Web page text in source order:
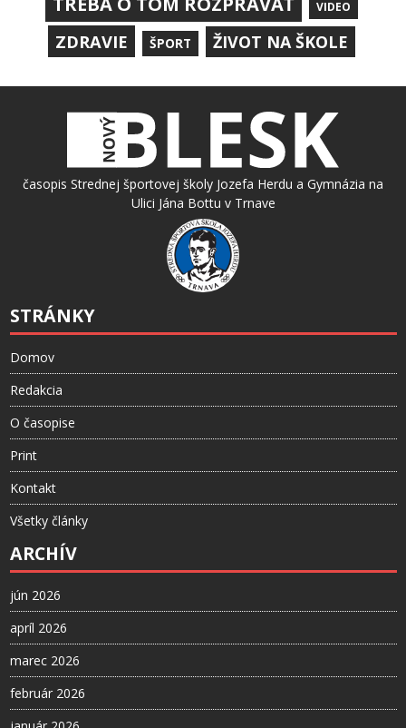
VIDEO
ZDRAVIE ŠPORT ŽIVOT NA ŠKOLE
časopis Strednej športovej školy Jozefa Herdu a Gymnázia na
Ulici Jána Bottu v Trnave
STRÁNKY
Domov
Redakcia
O časopise
Print
Kontakt
Všetky články
ARCHÍV
jún 2026
apríl 2026
marec 2026
február 2026